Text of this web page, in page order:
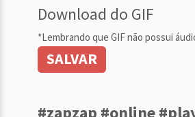
Download do GIF
*Lembrando que GIF não possui
SALVAR
#zapzap #online